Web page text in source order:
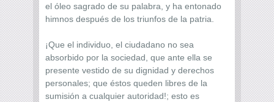
el óleo sagrado de su palabra, y ha entonado
himnos después de los triunfos de la patria.
¡Que el individuo, el ciudadano no sea
absorbido por la sociedad, que ante ella se
presente vestido de su dignidad y derechos
personales; que éstos queden libres de la
sumisión a cualquier autoridad!; esto es